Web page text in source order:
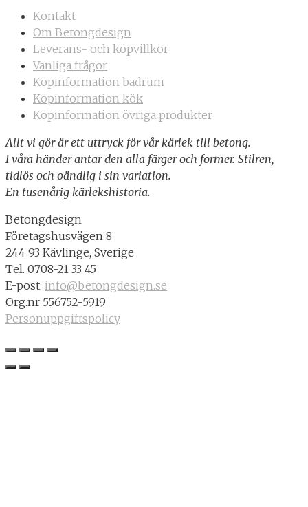
Kontakt
Om Betongdesign
Leverans- och köpvillkor
Vanliga frågor
Köpinformation badrum
Köpinformation kök
Köpinformation övriga produkter
Allt vi gör är ett uttryck för vår kärlek till betong.
I våra händer antar den alla färger och former. Stilren,
tidlös och oändlig i sin variation.
En tusenårig kärlekshistoria.
Betongdesign
Företagshusvägen 8
244 93 Kävlinge, Sverige
Tel. 0708-21 33 45
E-post: info@betongdesign.se
Org.nr 556752-5919
Personuppgiftspolicy